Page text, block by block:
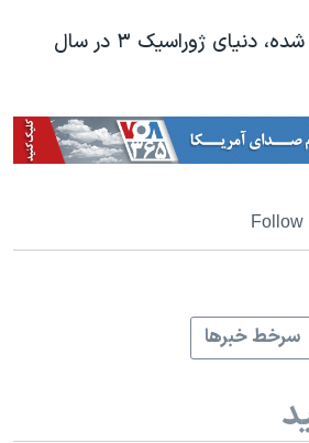
بر اساس برنامه اعلام شده، دنیای ژوراسیک ۳ در سال
Follow
سرخط خبرها